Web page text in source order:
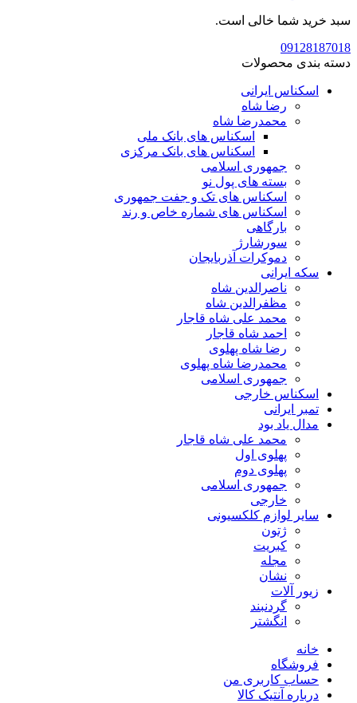
سبد خرید شما خالی است.
09128187018
دسته بندی محصولات
اسکناس ایرانی
رضا شاه
محمدرضا شاه
اسکناس های بانک ملی
اسکناس های بانک مرکزی
جمهوری اسلامی
بسته های پول نو
اسکناس های تک و جفت جمهوری
اسکناس های شماره خاص و رند
بارگاهی
سورشارژ
دموکرات آذربایجان
سکه ایرانی
ناصرالدین شاه
مظفرالدین شاه
محمد علی شاه قاجار
احمد شاه قاجار
رضا شاه پهلوی
محمدرضا شاه پهلوی
جمهوری اسلامی
اسکناس خارجی
تمبر ایرانی
مدال یاد بود
محمد علی شاه قاجار
پهلوی اول
پهلوی دوم
جمهوری اسلامی
خارجی
سایر لوازم کلکسیونی
ژتون
کبریت
مجله
نشان
زیور آلات
گردنبند
انگشتر
خانه
فروشگاه
حساب کاربری من
درباره آنتیک کالا